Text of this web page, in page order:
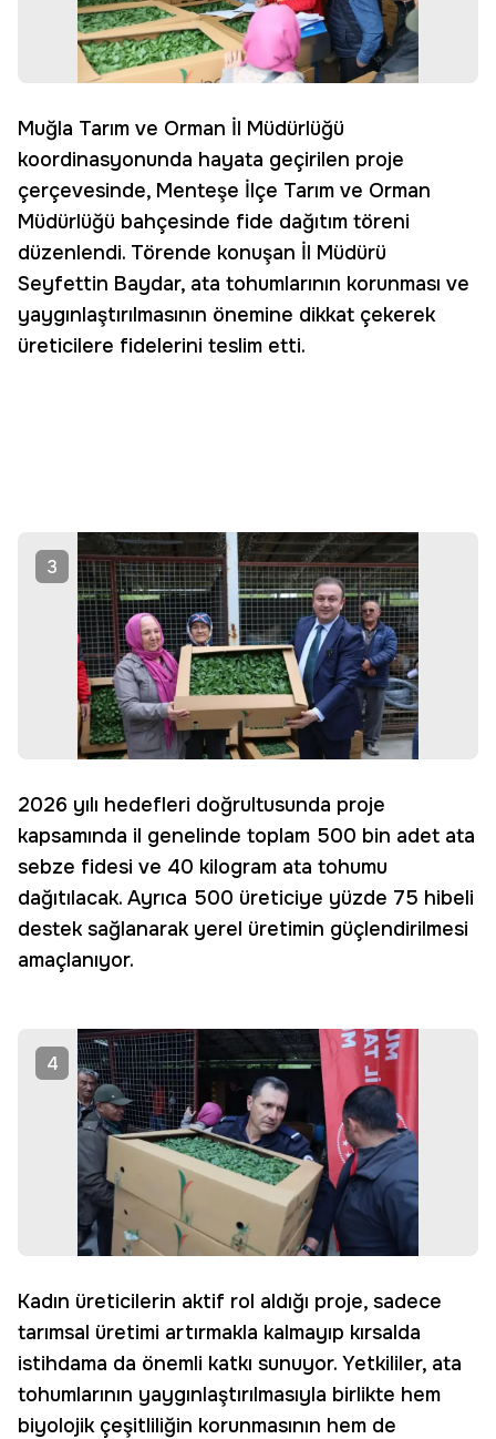
Muğla Tarım ve Orman İl Müdürlüğü
koordinasyonunda hayata geçirilen proje
çerçevesinde, Menteşe İlçe Tarım ve Orman
Müdürlüğü bahçesinde fide dağıtım töreni
düzenlendi. Törende konuşan İl Müdürü
Seyfettin Baydar, ata tohumlarının korunması ve
yaygınlaştırılmasının önemine dikkat çekerek
üreticilere fidelerini teslim etti.
3
2026 yılı hedefleri doğrultusunda proje
kapsamında il genelinde toplam 500 bin adet ata
sebze fidesi ve 40 kilogram ata tohumu
dağıtılacak. Ayrıca 500 üreticiye yüzde 75 hibeli
destek sağlanarak yerel üretimin güçlendirilmesi
amaçlanıyor.
4
Kadın üreticilerin aktif rol aldığı proje, sadece
tarımsal üretimi artırmakla kalmayıp kırsalda
istihdama da önemli katkı sunuyor. Yetkililer, ata
tohumlarının yaygınlaştırılmasıyla birlikte hem
biyolojik çeşitliliğin korunmasının hem de